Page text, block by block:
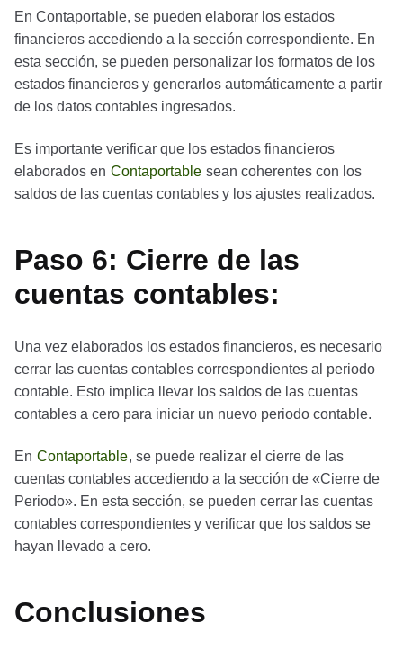
En Contaportable, se pueden elaborar los estados
financieros accediendo a la sección correspondiente. En
esta sección, se pueden personalizar los formatos de los
estados financieros y generarlos automáticamente a partir
de los datos contables ingresados.
Es importante verificar que los estados financieros
elaborados en Contaportable sean coherentes con los
saldos de las cuentas contables y los ajustes realizados.
Paso 6: Cierre de las
cuentas contables:
Una vez elaborados los estados financieros, es necesario
cerrar las cuentas contables correspondientes al periodo
contable. Esto implica llevar los saldos de las cuentas
contables a cero para iniciar un nuevo periodo contable.
En Contaportable, se puede realizar el cierre de las
cuentas contables accediendo a la sección de «Cierre de
Periodo». En esta sección, se pueden cerrar las cuentas
contables correspondientes y verificar que los saldos se
hayan llevado a cero.
Conclusiones